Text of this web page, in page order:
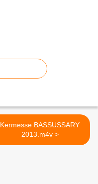
Kermesse BASSUSSARY
2013.m4v >